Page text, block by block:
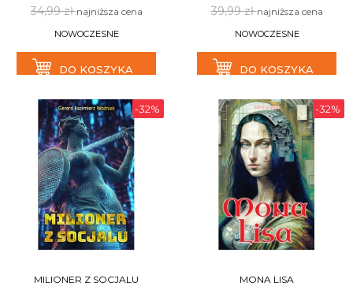
34,99 złnajniższa cena
NOWOCZESNE
DO KOSZYKA
39,99 złnajniższa cena
NOWOCZESNE
DO KOSZYKA
-32%
MILIONER Z SOCJALU
-32%
MONA LISA